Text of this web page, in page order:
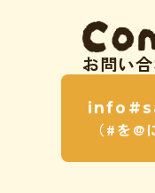
お問い
（#を